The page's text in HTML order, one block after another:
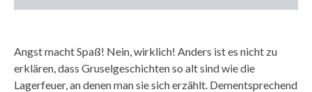
Angst macht Spaß! Nein, wirklich! Anders ist es nicht zu
erklären, dass Gruselgeschichten so alt sind wie die
Lagerfeuer, an denen man sie sich erzählt. Dementsprechend